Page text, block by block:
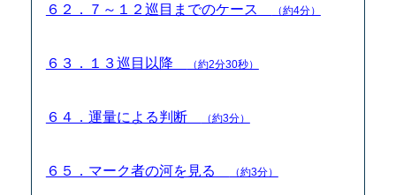
６２．７～１２巡目までのケース （約4分）
６３．１３巡目以降 （約2分30秒）
６４．運量による判断 （約3分）
６５．マーク者の河を見る （約3分）